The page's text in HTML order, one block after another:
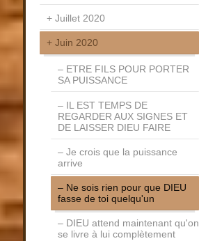
Juillet 2020
Juin 2020
ETRE FILS POUR PORTER
SA PUISSANCE
IL EST TEMPS DE
REGARDER AUX SIGNES ET
DE LAISSER DIEU FAIRE
Je crois que la puissance
arrive
Ne sois rien pour que DIEU
fasse de toi quelqu'un
DIEU attend maintenant qu'on
se livre à lui complètement